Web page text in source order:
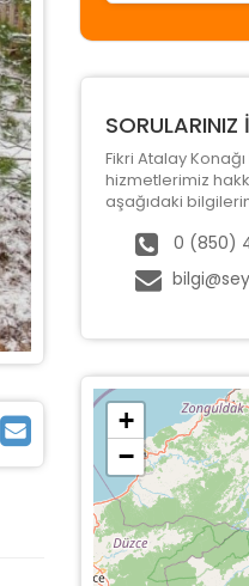
SORULARINIZ
Fikri Atalay
hizmetlerimiz
aşağıdaki
0 (850)
+
−